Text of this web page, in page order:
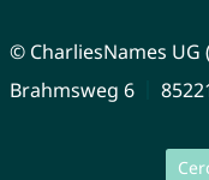
© CharliesNames
Brahmsweg 6